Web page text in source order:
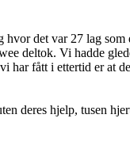
det var 27 lag som
deltok. Vi hadde
har fått i ettertid er at
deres hjelp, tusen